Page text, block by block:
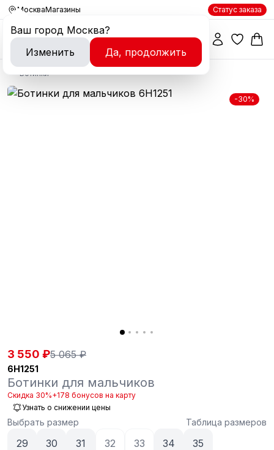
Москва
Ваш город Москва?
Изменить
Да, продолжить
Магазины Статус заказа
Ботинки
-30%
3 550 ₽5 065 ₽
6H1251
Ботинки для мальчиков
Скидка 30%+178 бонусов на карту
Узнать о снижении цены
Выбрать размер Таблица размеров
29 30 31 32 33 34 35